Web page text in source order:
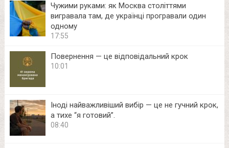
Чужими руками: як Москва століттями
вигравала там, де українці програвали один
одному
17:55
Повернення — це відповідальний крок
10:01
Іноді найважливіший вибір — це не гучний крок,
а тихе “я готовий”.
08:40